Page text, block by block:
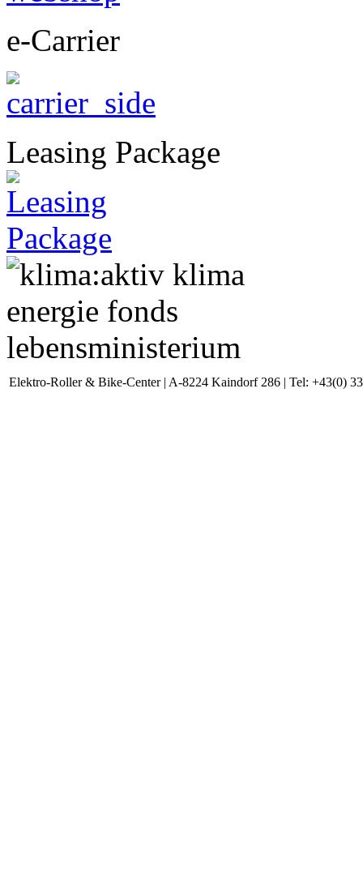
e-Carrier
Leasing Package
Elektro-Roller & Bike-Center | A-8224 Kaindorf 286 | Tel: +43(0)